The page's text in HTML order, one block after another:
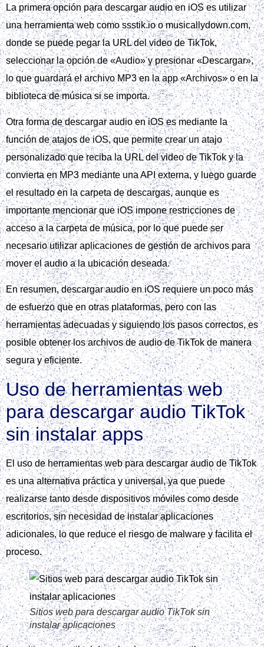
La primera opción para descargar audio en iOS es utilizar
una herramienta web como ssstik.io o musicallydown.com,
donde se puede pegar la URL del video de TikTok,
seleccionar la opción de «Audio» y presionar «Descargar»,
lo que guardará el archivo MP3 en la app «Archivos» o en la
biblioteca de música si se importa.
Otra forma de descargar audio en iOS es mediante la
función de atajos de iOS, que permite crear un atajo
personalizado que reciba la URL del video de TikTok y la
convierta en MP3 mediante una API externa, y luego guarde
el resultado en la carpeta de descargas, aunque es
importante mencionar que iOS impone restricciones de
acceso a la carpeta de música, por lo que puede ser
necesario utilizar aplicaciones de gestión de archivos para
mover el audio a la ubicación deseada.
En resumen, descargar audio en iOS requiere un poco más
de esfuerzo que en otras plataformas, pero con las
herramientas adecuadas y siguiendo los pasos correctos, es
posible obtener los archivos de audio de TikTok de manera
segura y eficiente.
Uso de herramientas web
para descargar audio TikTok
sin instalar apps
El uso de herramientas web para descargar audio de TikTok
es una alternativa práctica y universal, ya que puede
realizarse tanto desde dispositivos móviles como desde
escritorios, sin necesidad de instalar aplicaciones
adicionales, lo que reduce el riesgo de malware y facilita el
proceso.
Sitios web para descargar audio TikTok sin
instalar aplicaciones